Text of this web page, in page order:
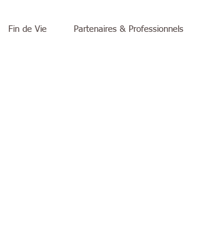
Fin de Vie Partenaires & Professionnels